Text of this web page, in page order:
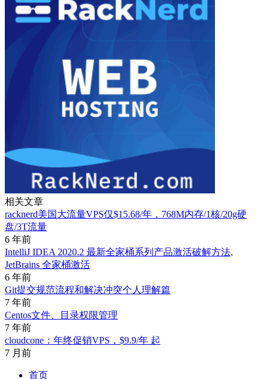
相关文章
racknerd美国大流量VPS仅$15.68/年，768M内存/1核/20g硬
盘/3T流量
6 年前
IntelliJ IDEA 2020.2 最新全家桶系列产品激活破解方法,
JetBrains 全家桶激活
6 年前
Git提交规范流程和解决冲突个人理解篇
7 年前
Centos文件、目录权限管理
7 年前
cloudcone：年终促销VPS，$9.9/年 起
7 月前
首页